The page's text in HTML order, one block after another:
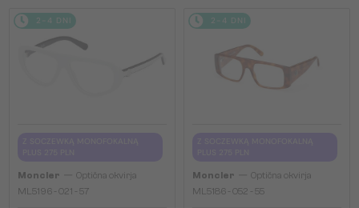
2-4 DNI
Moncler
Optična okvirja
ML5196 - 021 - 57
2-4 DNI
Moncler
Optična okvirja
ML5186 - 052 - 55